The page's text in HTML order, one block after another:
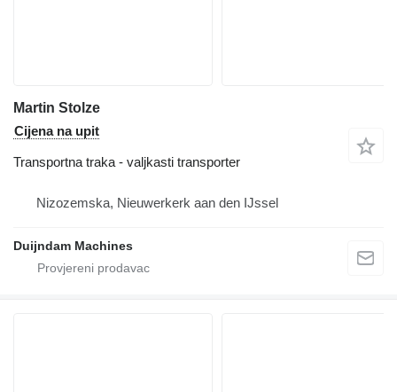
Martin Stolze
Cijena na upit
Transportna traka - valjkasti transporter
Nizozemska, Nieuwerkerk aan den IJssel
Duijndam Machines